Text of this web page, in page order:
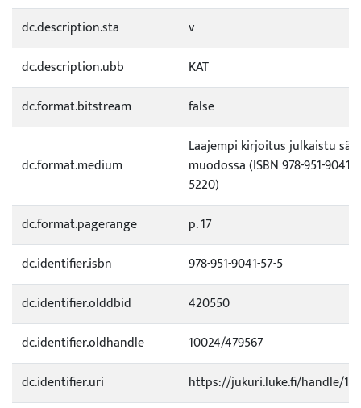
dc.description.sta
v
dc.description.ubb
KAT
dc.format.bitstream
false
dc.format.medium
Laajempi kirjoitus julkaistu
muodossa (ISBN 978-951-9041-
5220)
dc.format.pagerange
p. 17
dc.identifier.isbn
978-951-9041-57-5
dc.identifier.olddbid
420550
dc.identifier.oldhandle
10024/479567
dc.identifier.uri
https://jukuri.luke.fi/handle/